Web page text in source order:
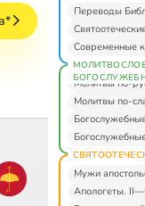
Переводы
Современные
Молитвы по-
Молитвы по-
Мужи
Апологеты.